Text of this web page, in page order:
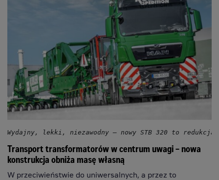
Wydajny, lekki, niezawodny – nowy STB 320 to
Transport transformatorów w centrum uwagi – nowa
konstrukcja obniża masę własną
W przeciwieństwie do uniwersalnych, a przez to